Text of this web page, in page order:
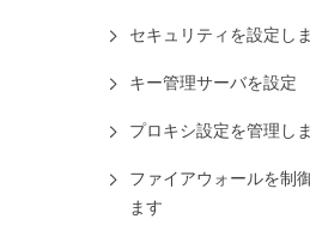
セキュリティを設定し
キー管理サーバを設定
プロキシ設定を管理し
ファイアウォールを制
ます